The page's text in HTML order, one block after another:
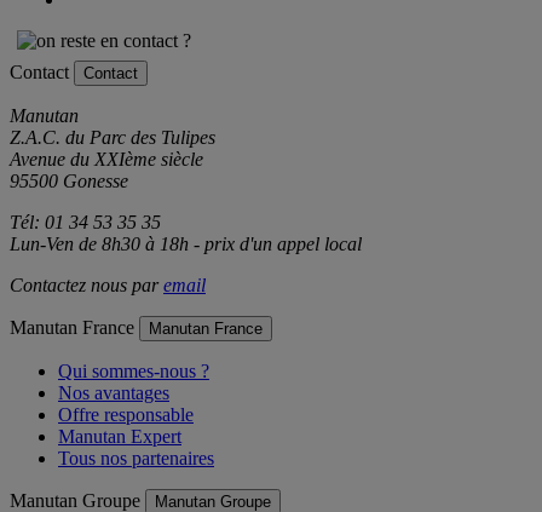
Contact Contact
Manutan
Z.A.C. du Parc des Tulipes
Avenue du XXIème siècle
95500 Gonesse
Tél: 01 34 53 35 35
Lun-Ven de 8h30 à 18h - prix d'un appel local
Contactez nous paremail
Manutan France Manutan France
Qui sommes-nous ?
Nos avantages
Offre responsable
Manutan Expert
Tous nos partenaires
Manutan Groupe Manutan Groupe